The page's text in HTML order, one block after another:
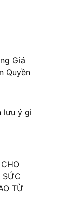
Giá
Quyền
lưu ý gì
SỨC
TỪ